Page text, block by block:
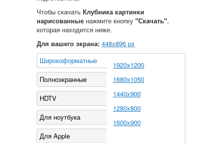
Чтобы скачать Клубника картинки
нарисованные нажмите кнопку "Скачать",
которая находится ниже.
Для вашего экрана: 448х896 px
Широкоформатные
Полноэкранные
HDTV
Для ноутбука
Для Apple
1920x1200
1680x1050
1440x900
1280x800
1600x900